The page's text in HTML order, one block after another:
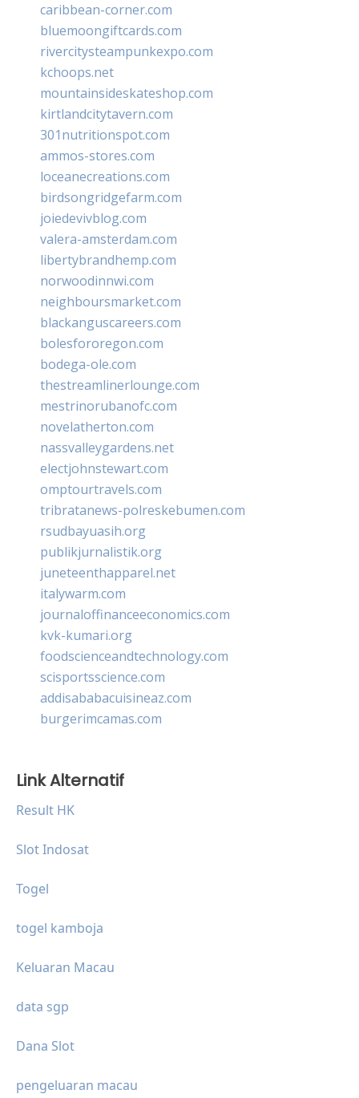
caribbean-corner.com
bluemoongiftcards.com
rivercitysteampunkexpo.com
kchoops.net
mountainsideskateshop.com
kirtlandcitytavern.com
301nutritionspot.com
ammos-stores.com
loceanecreations.com
birdsongridgefarm.com
joiedevivblog.com
valera-amsterdam.com
libertybrandhemp.com
norwoodinnwi.com
neighboursmarket.com
blackanguscareers.com
bolesfororegon.com
bodega-ole.com
thestreamlinerlounge.com
mestrinorubanofc.com
novelatherton.com
nassvalleygardens.net
electjohnstewart.com
omptourtravels.com
tribratanews-polreskebumen.com
rsudbayuasih.org
publikjurnalistik.org
juneteenthapparel.net
italywarm.com
journaloffinanceeconomics.com
kvk-kumari.org
foodscienceandtechnology.com
scisportsscience.com
addisababacuisineaz.com
burgerimcamas.com
Link Alternatif
Result HK
Slot Indosat
Togel
togel kamboja
Keluaran Macau
data sgp
Dana Slot
pengeluaran macau